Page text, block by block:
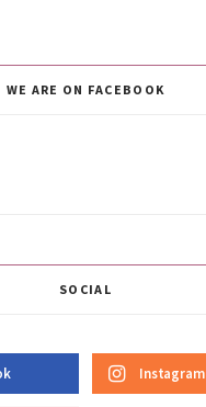
WE ARE ON FACEBOOK
SOCIAL
Instagram